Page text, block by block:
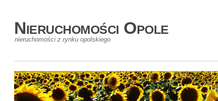
Nieruchomości Opole
nieruchomości z rynku opolskiego